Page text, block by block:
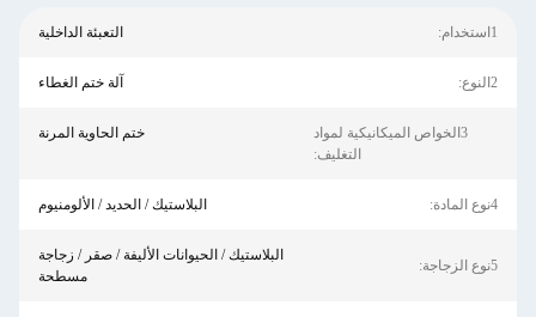
1استخدام: التعبئة الداخلية
2النوع: آلة ختم الغطاء
3الخواص الميكانيكية لمواد
التغليف:
ختم الحاوية المرنة
4نوع المادة: البلاستيك / الحديد / الألومنيوم
5نوع الزجاجة:
البلاستيك / الحيوانات الأليفة / صقر / زجاجة
مسطحة